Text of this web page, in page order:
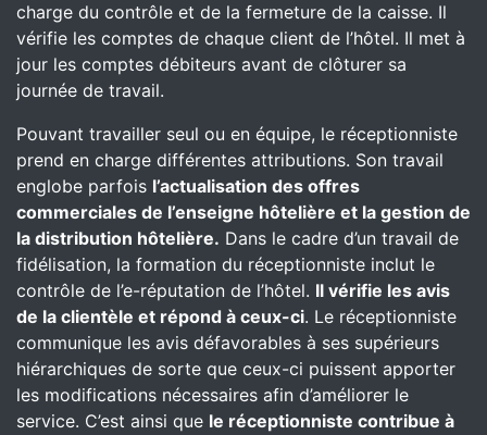
charge du contrôle et de la fermeture de la caisse. Il
vérifie les comptes de chaque client de l’hôtel. Il met à
jour les comptes débiteurs avant de clôturer sa
journée de travail.
Pouvant travailler seul ou en équipe, le réceptionniste
prend en charge différentes attributions. Son travail
englobe parfois l’actualisation des offres
commerciales de l’enseigne hôtelière et la gestion de
la distribution hôtelière. Dans le cadre d’un travail de
fidélisation, la formation du réceptionniste inclut le
contrôle de l’e-réputation de l’hôtel. Il vérifie les avis
de la clientèle et répond à ceux-ci. Le réceptionniste
communique les avis défavorables à ses supérieurs
hiérarchiques de sorte que ceux-ci puissent apporter
les modifications nécessaires afin d’améliorer le
service. C’est ainsi que le réceptionniste contribue à